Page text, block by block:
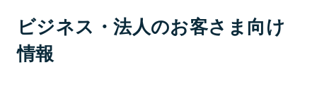
ビジネス・法人のお客さま向け
情報